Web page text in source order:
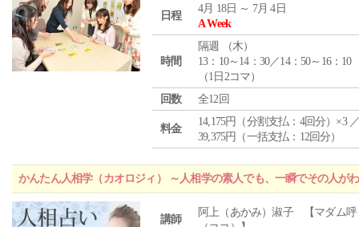
日程
4月 18日 ～ 7月 4日
A Week
時間
隔週 （木）
13：10～14：30／14：50～16：10
（1日2コマ）
回数
全12回
料金
14,175円（分割支払：4回分）×3
39,375円（一括支払：12回分）
かんたん人相学（カオロジィ） ～人相学の素人でも、一瞬でその人が
講師
阿上（あかみ）淑子 【マダム呼